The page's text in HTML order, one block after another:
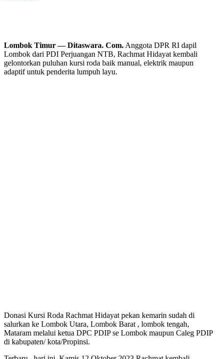
Lombok Timur — Ditaswara. Com. Anggota DPR RI dapil
Lombok dari PDI Perjuangan NTB, Rachmat Hidayat kembali
gelontorkan puluhan kursi roda baik manual, elektrik maupun
adaptif untuk penderita lumpuh layu.
Donasi Kursi Roda Rachmat Hidayat pekan kemarin sudah di
salurkan ke Lombok Utara, Lombok Barat , lombok tengah,
Mataram melalui ketua DPC PDIP se Lombok maupun Caleg PDIP
di kabupaten/ kota/Propinsi.